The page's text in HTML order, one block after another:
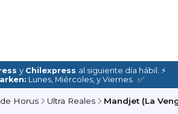
y Chilexpress al siguiente día hábil. ⚡
Lunes, Miércoles, y Viernes. ✅
Horus Ultra Reales Mandjet (La